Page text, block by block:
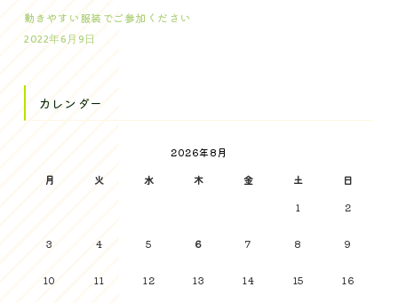
動きやすい服装でご参加ください
2022年6月9日
カレンダー
2026年8月
月
火 水 木 金 土
日
1
2
3 4 5 6 7 8 9
10 11 12 13 14 15 16